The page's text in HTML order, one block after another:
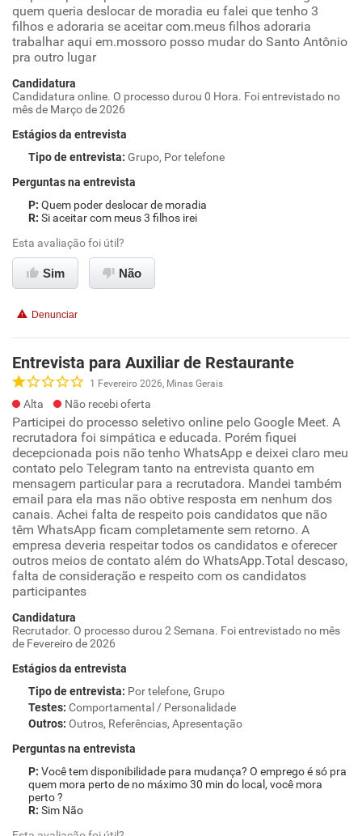
quem queria deslocar de moradia eu falei que tenho 3
filhos e adoraria se aceitar com.meus filhos adoraria
trabalhar aqui em.mossoro posso mudar do Santo Antônio
pra outro lugar
Candidatura
Candidatura online. O processo durou 0 Hora. Foi entrevistado no
mês de Março de 2026
Estágios da entrevista
Tipo de entrevista: Grupo, Por telefone
Perguntas na entrevista
Quem poder deslocar de moradia
Si aceitar com meus 3 filhos irei
Esta avaliação foi útil?
Sim Não
Denunciar
Entrevista para Auxiliar de Restaurante
1 Fevereiro 2026, Minas Gerais
Alta Não recebi oferta
Participei do processo seletivo online pelo Google Meet. A
recrutadora foi simpática e educada. Porém fiquei
decepcionada pois não tenho WhatsApp e deixei claro meu
contato pelo Telegram tanto na entrevista quanto em
mensagem particular para a recrutadora. Mandei também
email para ela mas não obtive resposta em nenhum dos
canais. Achei falta de respeito pois candidatos que não
têm WhatsApp ficam completamente sem retorno. A
empresa deveria respeitar todos os candidatos e oferecer
outros meios de contato além do WhatsApp.Total descaso,
falta de consideração e respeito com os candidatos
participantes
Candidatura
Recrutador. O processo durou 2 Semana. Foi entrevistado no mês
de Fevereiro de 2026
Estágios da entrevista
Tipo de entrevista: Por telefone, Grupo
Testes: Comportamental / Personalidade
Outros: Outros, Referências, Apresentação
Perguntas na entrevista
Você tem disponibilidade para mudança? O emprego é só pra
quem mora perto de no máximo 30 min do local, você mora
perto ?
Sim Não